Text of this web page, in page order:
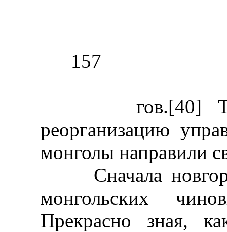
157
гов.[40]
реорганизацию
монголы направили
Сначала
монгольских
Прекрасно зная,